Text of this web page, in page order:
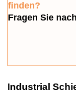
finden?
Fragen Sie
Industrial